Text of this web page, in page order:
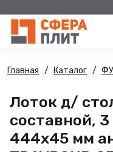
Главная Каталог
Лоток д/
составной,
444х45 мм